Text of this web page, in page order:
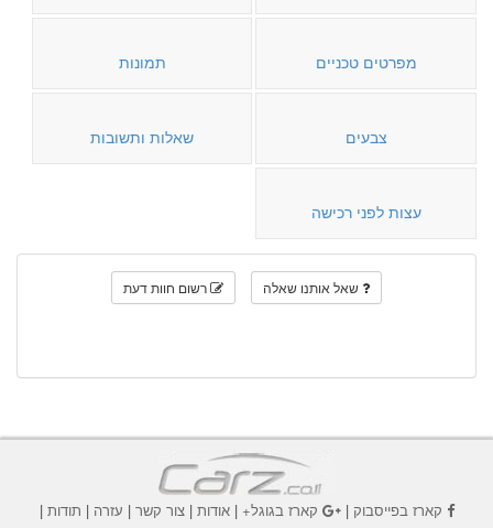
מפרטים טכניים תמונות
צבעים שאלות ותשובות
עצות לפני רכישה
שאל אותנו שאלה רשום חוות דעת
קארז בפייסבוק| קארז בגוגל+|אודות |צור קשר | עזרה | תודות |